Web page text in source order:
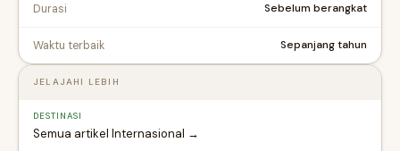
Durasi Sebelum berangkat
Waktu terbaik Sepanjang tahun
JELAJAHI LEBIH
DESTINASI
Semua artikel Internasional →